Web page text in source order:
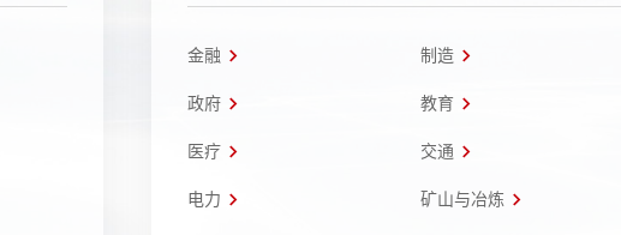
金融 制造
政府 教育
医疗 交通
电力 矿山与冶炼